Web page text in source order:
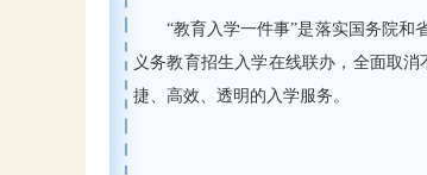
“教育入学一件事”是落实国务院和
义务教育招生入学在线联办，全面取
捷、高效、透明的入学服务。